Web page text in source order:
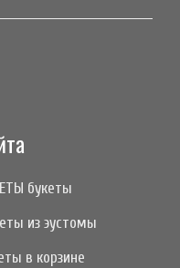
букеты
из эустомы
в корзине